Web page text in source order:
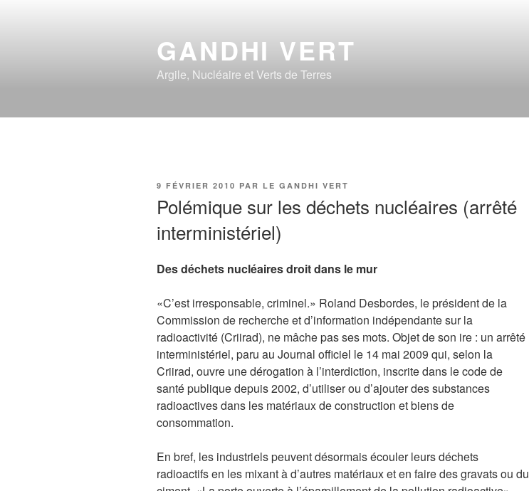
GANDHI VERT
Argile, Nucléaire et Verts de Terres
PUBLIÉ
9 FÉVRIER 2010 PAR LE GANDHI VERT
Polémique sur les déchets nucléaires (arrêté
interministériel)
Des déchets nucléaires droit dans le mur
«C’est irresponsable, criminel.» Roland Desbordes, le président de la
Commission de recherche et d’information indépendante sur la
radioactivité (Criirad), ne mâche pas ses mots. Objet de son ire : un arrêté
interministériel, paru au Journal officiel le 14 mai 2009 qui, selon la
Criirad, ouvre une dérogation à l’interdiction, inscrite dans le code de
santé publique depuis 2002, d’utiliser ou d’ajouter des substances
radioactives dans les matériaux de construction et biens de
consommation.
En bref, les industriels peuvent désormais écouler leurs déchets
radioactifs en les mixant à d’autres matériaux et en faire des gravats ou du